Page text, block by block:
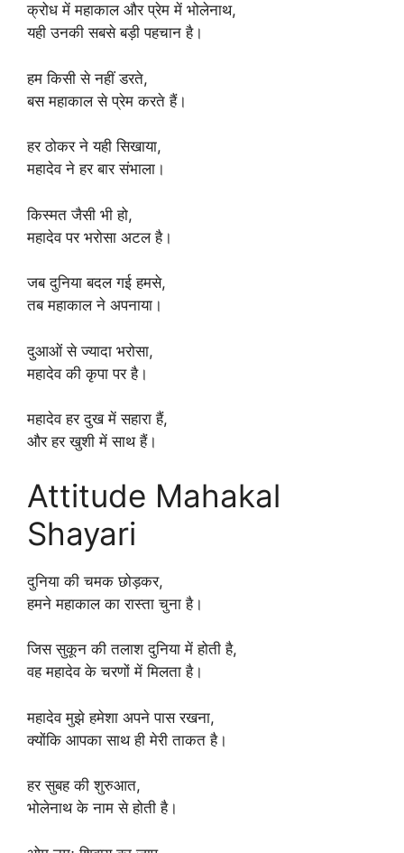
क्रोध में महाकाल और प्रेम में भोलेनाथ,
यही उनकी सबसे बड़ी पहचान है।
हम किसी से नहीं डरते,
बस महाकाल से प्रेम करते हैं।
हर ठोकर ने यही सिखाया,
महादेव ने हर बार संभाला।
किस्मत जैसी भी हो,
महादेव पर भरोसा अटल है।
जब दुनिया बदल गई हमसे,
तब महाकाल ने अपनाया।
दुआओं से ज्यादा भरोसा,
महादेव की कृपा पर है।
महादेव हर दुख में सहारा हैं,
और हर खुशी में साथ हैं।
Attitude Mahakal
Shayari
दुनिया की चमक छोड़कर,
हमने महाकाल का रास्ता चुना है।
जिस सुकून की तलाश दुनिया में होती है,
वह महादेव के चरणों में मिलता है।
महादेव मुझे हमेशा अपने पास रखना,
क्योंकि आपका साथ ही मेरी ताकत है।
हर सुबह की शुरुआत,
भोलेनाथ के नाम से होती है।